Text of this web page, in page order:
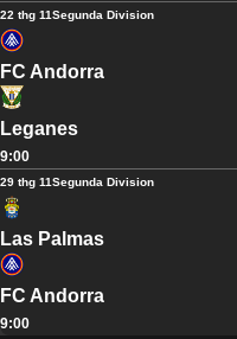
22 thg 11Segunda Division
FC Andorra
Leganes
9:00
29 thg 11Segunda Division
Las Palmas
FC Andorra
9:00